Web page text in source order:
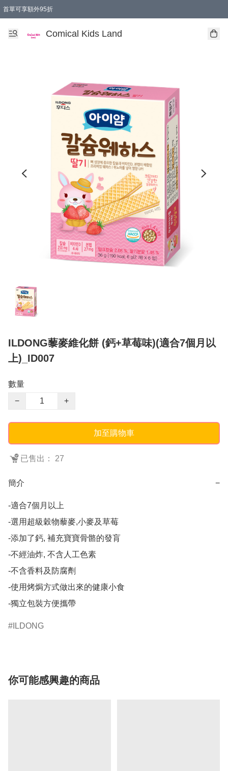
首單可享額外95折
Comical Kids Land
ILDONG藜麥維化餅 (鈣+草莓味)(適合7個月以
上)_ID007
數量
−
+
加至購物車
已售出： 27
簡介 −
-適合7個月以上
-選用超級穀物藜麥,小麥及草莓
-添加了鈣, 補充寶寶骨骼的發肓
-不經油炸, 不含人工色素
-不含香料及防腐劑
-使用烤焗方式做出來的健康小食
-獨立包裝方便攜帶
ILDONG
你可能感興趣的商品